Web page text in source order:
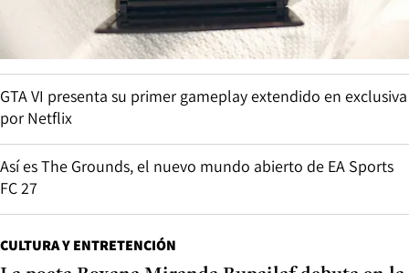
GTA VI presenta su primer gameplay extendido en exclusiva
por Netflix
Así es The Grounds, el nuevo mundo abierto de EA Sports
FC 27
CULTURA Y ENTRETENCIÓN